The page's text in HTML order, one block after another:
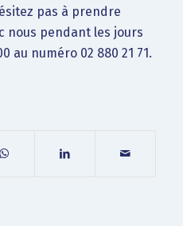
pas à prendre
nous pendant les jours
au numéro 02 880 21 71.